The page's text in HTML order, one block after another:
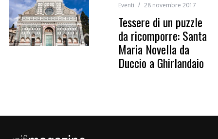
Eventi 28 novembre 2017
Tessere di un puzzle
da ricomporre: Santa
Maria Novella da
Duccio a Ghirlandaio